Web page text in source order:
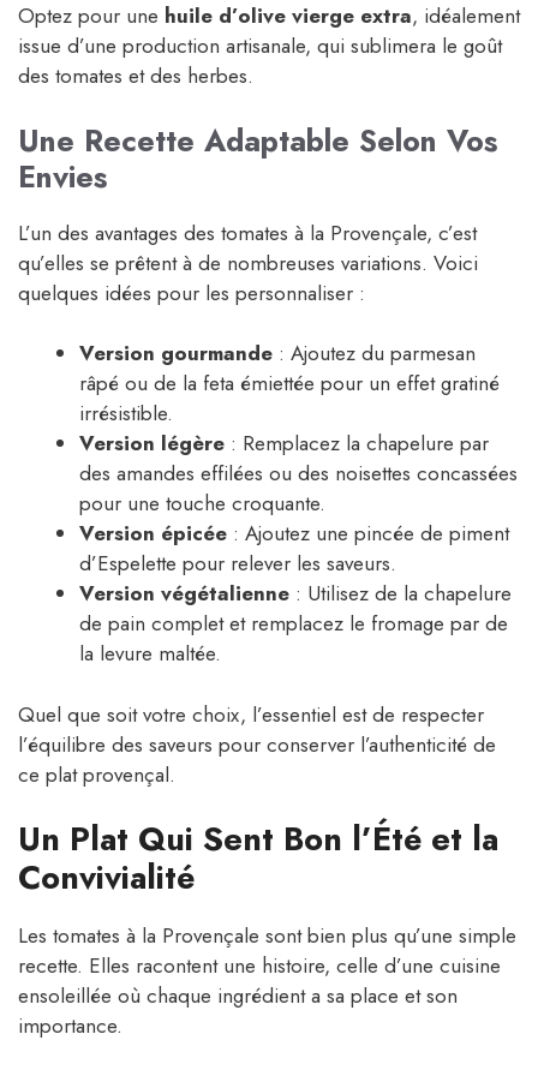
Optez pour une huile d’olive vierge extra, idéalement
issue d’une production artisanale, qui sublimera le goût
des tomates et des herbes.
Une Recette Adaptable Selon Vos
Envies
L’un des avantages des tomates à la Provençale, c’est
qu’elles se prêtent à de nombreuses variations. Voici
quelques idées pour les personnaliser :
Version gourmande : Ajoutez du parmesan
râpé ou de la feta émiettée pour un effet gratiné
irrésistible.
Version légère : Remplacez la chapelure par
des amandes effilées ou des noisettes concassées
pour une touche croquante.
Version épicée : Ajoutez une pincée de piment
d’Espelette pour relever les saveurs.
Version végétalienne : Utilisez de la chapelure
de pain complet et remplacez le fromage par de
la levure maltée.
Quel que soit votre choix, l’essentiel est de respecter
l’équilibre des saveurs pour conserver l’authenticité de
ce plat provençal.
Un Plat Qui Sent Bon l’Été et la
Convivialité
Les tomates à la Provençale sont bien plus qu’une simple
recette. Elles racontent une histoire, celle d’une cuisine
ensoleillée où chaque ingrédient a sa place et son
importance.